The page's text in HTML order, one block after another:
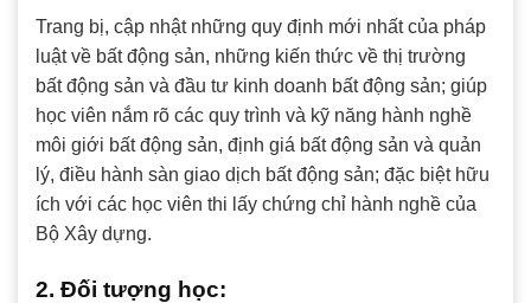
Trang bị, cập nhật những quy định mới nhất của pháp
luật về bất động sản, những kiến thức về thị trường
bất động sản và đầu tư kinh doanh bất động sản; giúp
học viên nắm rõ các quy trình và kỹ năng hành nghề
môi giới bất động sản, định giá bất động sản và quản
lý, điều hành sàn giao dịch bất động sản; đặc biệt hữu
ích với các học viên thi lấy chứng chỉ hành nghề của
Bộ Xây dựng.
2. Đối tượng học: